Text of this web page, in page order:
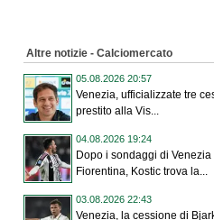
Altre notizie - Calciomercato
05.08.2026 20:57
Venezia, ufficializzate tre
prestito alla Vis...
04.08.2026 19:24
Dopo i sondaggi di Venezia
Fiorentina, Kostic trova la...
03.08.2026 22:43
Venezia, la cessione di